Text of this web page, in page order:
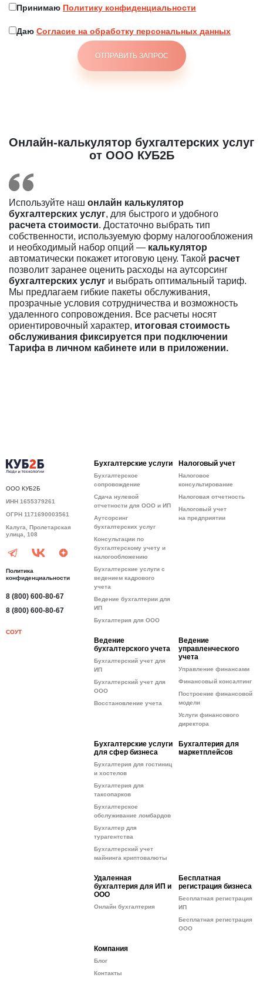
Принимаю Политику конфиденциальности
Даю Согласие на обработку персональных данных
Онлайн-калькулятор бухгалтерских услуг
от ООО КУБ2Б
Используйте наш онлайн калькулятор
бухгалтерских услуг, для быстрого и удобного
расчета стоимости. Достаточно выбрать тип
собственности, используемую форму налогообложения
и необходимый набор опций — калькулятор
автоматически покажет итоговую цену. Такой расчет
позволит заранее оценить расходы на аутсорсинг
бухгалтерских услуг и выбрать оптимальный тариф.
Мы предлагаем гибкие пакеты обслуживания,
прозрачные условия сотрудничества и возможность
удаленного сопровождения. Все расчеты носят
ориентировочный характер, итоговая стоимость
обслуживания фиксируется при подключении
Тарифа в личном кабинете или в приложении.
ООО КУБ2Б
ИНН 1655379261
ОГРН 1171690003561
Калуга, Пролетарская
улица, 108
Политика
конфиденциальности
8 (800) 600-80-67
8 (800) 600-80-67
СОУТ
Бухгалтерские услуги
Бухгалтерское
сопровождение
Сдача нулевой
отчетности для ООО и ИП
Аутсорсинг
бухгалтерских услуг
Консультации по
бухгалтерскому учету и
налогообложению
Бухгалтерские услуги с
ведением кадрового
учета
Ведение бухгалтерии для
ИП
Бухгалтерия для ООО
Налоговый учет
Налоговое
консультирование
Налоговая отчетность
Налоговый учет
на предприятии
Ведение
бухгалтерского учета
Бухгалтерский учет для
ИП
Бухгалтерский учет для
ООО
Восстановление учета
Ведение
управленческого
учета
Управление финансами
Финансовый консалтинг
Построение финансовой
модели
Услуги финансового
директора
Бухгалтерские услуги
для сфер бизнеса
Бухгалтерия для гостиниц
и хостелов
Бухгалтерия для
таксопарков
Бухгалтерское
обслуживание ломбардов
Бухгалтер для
турагентства
Бухгалтерский учет
майнинга криптовалюты
Бухгалтерия для
маркетплейсов
Удаленная
бухгалтерия для ИП и
ООО
Онлайн бухгалтерия
Бесплатная
регистрация бизнеса
Бесплатная регистрация
ИП
Бесплатная регистрация
ООО
Компания
Блог
Контакты
ДаюСогласие на обработку персональных